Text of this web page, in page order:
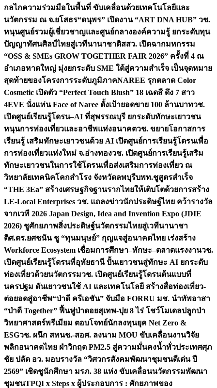
กลไกความร่วมมือในพื้นที่ ขับเคลื่อนด้วยเทคโนโลยีและ
นวัตกรรม ณ จ.ยโสธร“ดนุพร” เปิดงาน “ART DNA HUB” วช.
หนุนศูนย์รวมผู้เชี่ยวชาญและศูนย์กลางองค์ความรู้ ยกระดับทุน
ปัญญาทัศนศิลป์ไทยสู่เวทีนานาชาติสสว. เปิดฉากมหกรรม
“OSS & SMEs GROW TOGETHER FAIR 2026” ครั้งที่ 4 ณ
อำเภอหาดใหญ่ มุ่งยกระดับ SME ใต้สู่ความสำเร็จ เป็นจุดหมาย
สุดท้ายของโครงการระดับภูมิภาคNAREE รุกตลาด Color
Cosmetic เปิดตัว “Perfect Touch Blush” 18 เฉดสี ดึง 7 สาว
4EVE นั่งแท่น Face of Naree ตั้งเป้ายอดขาย 100 ล้านบาทวช.
เปิดศูนย์เรียนรู้โดรน–AI ที่สุพรรณบุรี ยกระดับทักษะเยาวชน
หนุนการท่องเที่ยวและอาชีพแห่งอนาคตวช. ขยายโอกาสการ
เรียนรู้ เสริมทักษะเยาวชนด้วย AI เปิดศูนย์การเรียนรู้โดรนเพื่อ
การท่องเที่ยวแห่งใหม่ จ.อ่างทองวช. เปิดศูนย์การเรียนรู้เสริม
ทักษะเยาวชนในการใช้โดรนเพื่อส่งเสริมการท่องเที่ยว ณ
วิทยาลัยเทคนิคโคกสำโรง จังหวัดลพบุรีบพท.ชูสูตรสำเร็จ
“THE 3Ea” สร้างเศรษฐกิจฐานรากไทยให้เติบโตด้วยการสร้าง
LE-Local Enterprises วช. แถลงข่าวนักประดิษฐ์ไทย คว้ารางวัล
จากเวที 2026 Japan Design, Idea and Invention Expo (JDIE
2026) ชูศักยภาพสิ่งประดิษฐ์นวัตกรรมไทยสู่เวทีนานาชา
ติศ.ดร.ยศชนัน ชู “ทุนมนุษย์” กุญแจสู่อนาคตไทย เร่งสร้าง
Workforce Ecosystem เชื่อมการศึกษา–ทักษะ–ตลาดแรงงานวช.
เปิดศูนย์เรียนรู้โดรนที่อุทัยธานี ปั้นเยาวชนสู่ทักษะ AI ยกระดับ
ท่องเที่ยวด้วยนวัตกรรมวช. เปิดศูนย์เรียนรู้โดรนต้นแบบที่
นครปฐม ดันเยาวชนใช้ AI และเทคโนโลยี สร้างสื่อท่องเที่ยว-
ต่อยอดสู่อาชีพ“ป่าดี ครีเอชัน” จับมือ FORRU มช. นำทัพอาสา
“ป่าดี Together” ฟื้นฟูป่าดอยสุเทพ-ปุย 8 ไร่ โชว์โมเดลปลูกป่า
วิทยาศาสตร์พรีเมียม ตอบโจทย์นักลงทุนยุค Net Zero &
ESGวช. ผนึก สทนช.-สอศ. ลงนาม MOU ขับเคลื่อนงานวิจัย
พลิกอนาคตไทย ฝ่าวิกฤต PM2.5 สู่ความมั่นคงน้ำทั่วประเทศศุภ
ชัย ปลัด อว. มอบรางวัล “วิศวกรสังคมพัฒนาชุมชนดีเด่น ปี
2569” เชิดชูนักศึกษา มรภ. 38 แห่ง ขับเคลื่อนนวัตกรรมพัฒนา
ชุมชนTPQI x Steps x ผู้ประกอบการ : ศักยภาพของ